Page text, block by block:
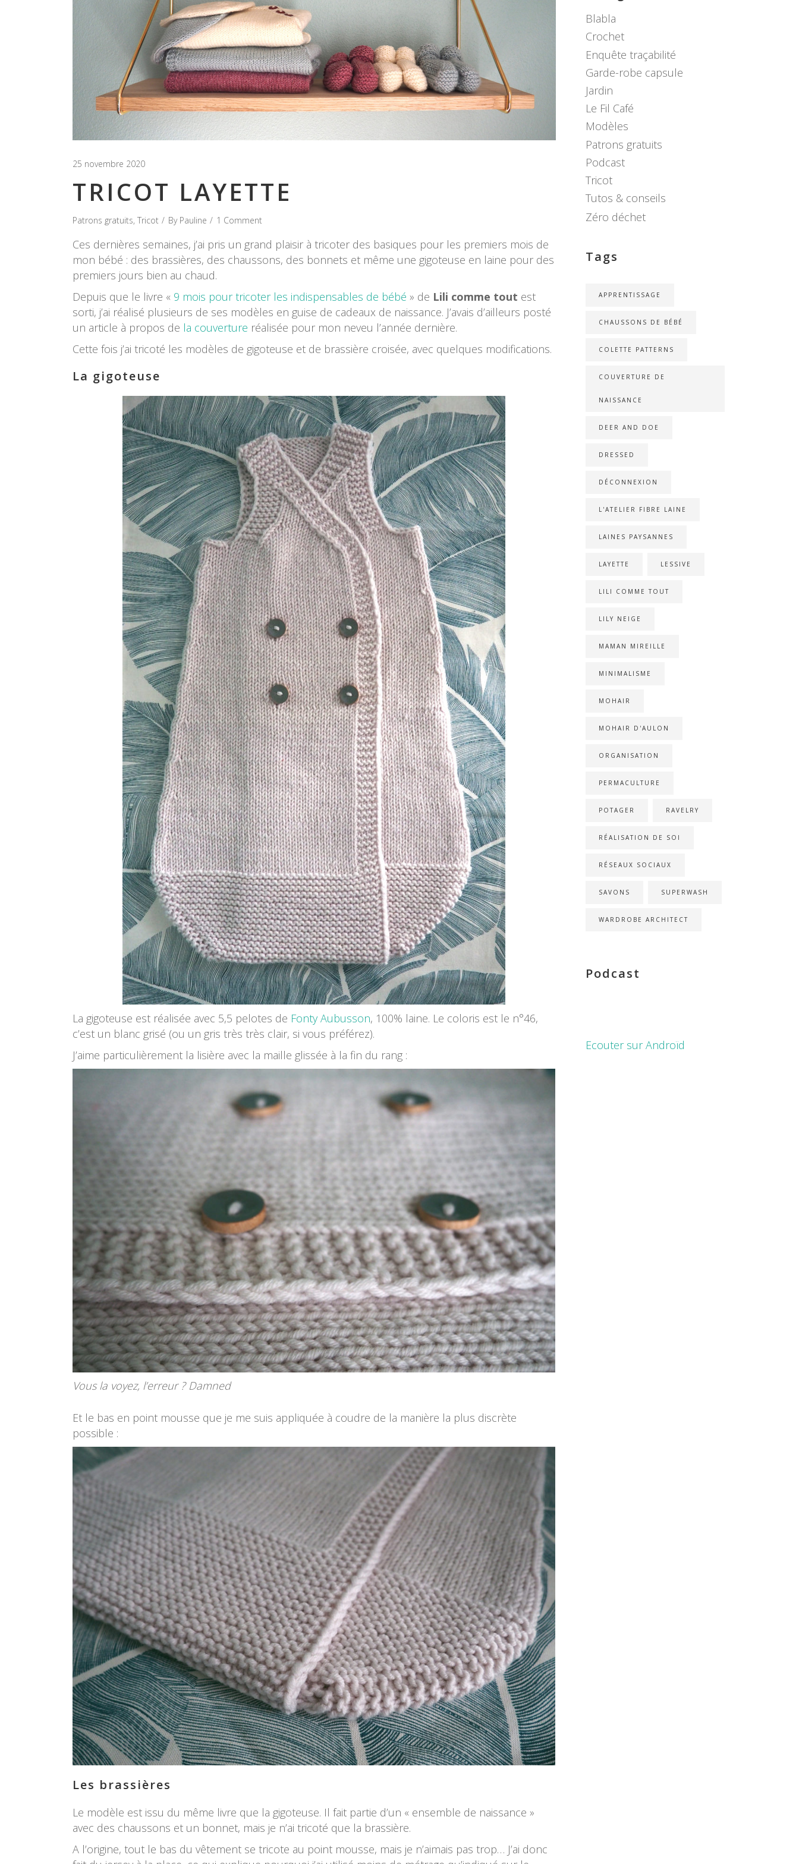
25 novembre 2020
TRICOT LAYETTE
Patrons gratuits, Tricot By Pauline 1 Comment
Ces dernières semaines, j’ai pris un grand plaisir à tricoter des basiques pour les premiers mois de
mon bébé : des brassières, des chaussons, des bonnets et même une gigoteuse en laine pour des
premiers jours bien au chaud.
Depuis que le livre « 9 mois pour tricoter les indispensables de bébé » de Lili comme tout est
sorti, j’ai réalisé plusieurs de ses modèles en guise de cadeaux de naissance. J’avais d’ailleurs posté
un article à propos de la couverture réalisée pour mon neveu l’année dernière.
Cette fois j’ai tricoté les modèles de gigoteuse et de brassière croisée, avec quelques modifications.
La gigoteuse
La gigoteuse est réalisée avec 5,5 pelotes de Fonty Aubusson, 100% laine. Le coloris est le n°46,
c’est un blanc grisé (ou un gris très très clair, si vous préférez).
J’aime particulièrement la lisière avec la maille glissée à la fin du rang :
Vous la voyez, l’erreur ? Damned
Et le bas en point mousse que je me suis appliquée à coudre de la manière la plus discrète
possible :
Les brassières
Le modèle est issu du même livre que la gigoteuse. Il fait partie d’un « ensemble de naissance »
avec des chaussons et un bonnet, mais je n’ai tricoté que la brassière.
A l’origine, tout le bas du vêtement se tricote au point mousse, mais je n’aimais pas trop… J’ai donc
Blabla
Crochet
Enquête traçabilité
Garde-robe capsule
Jardin
Le Fil Café
Modèles
Patrons gratuits
Podcast
Tricot
Tutos & conseils
Zéro déchet
Tags
APPRENTISSAGE
CHAUSSONS DE BÉBÉ
COLETTE PATTERNS
COUVERTURE DE
NAISSANCE
DEER AND DOE
DRESSED
DÉCONNEXION
L'ATELIER FIBRE LAINE
LAINES PAYSANNES
LAYETTE LESSIVE
LILI COMME TOUT
LILY NEIGE
MAMAN MIREILLE
MINIMALISME
MOHAIR
MOHAIR D'AULON
ORGANISATION
PERMACULTURE
POTAGER RAVELRY
RÉALISATION DE SOI
RÉSEAUX SOCIAUX
SAVONS SUPERWASH
WARDROBE ARCHITECT
Podcast
Ecouter sur Androïd